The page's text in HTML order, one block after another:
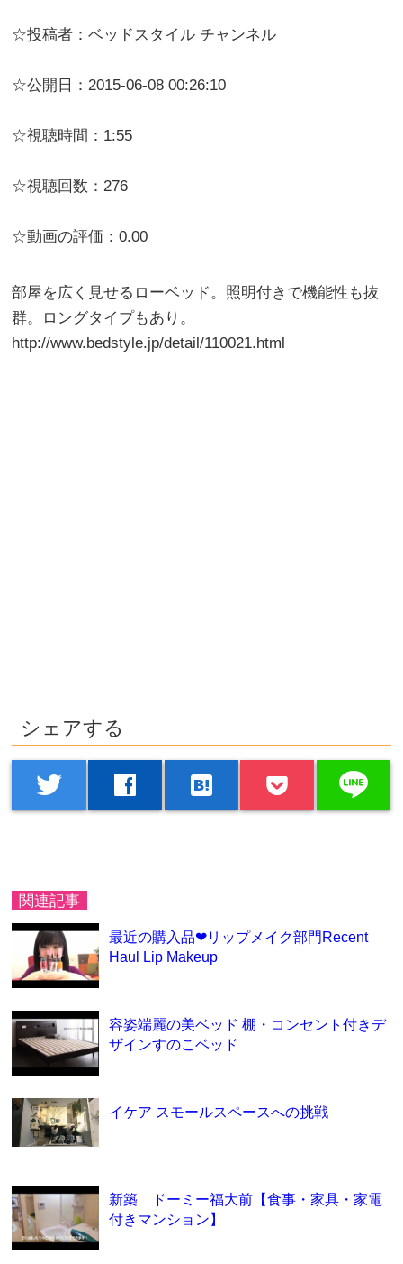
☆投稿者：ベッドスタイル チャンネル
☆公開日：2015-06-08 00:26:10
☆視聴時間：1:55
☆視聴回数：276
☆動画の評価：0.00
部屋を広く見せるローベッド。照明付きで機能性も抜
群。ロングタイプもあり。
http://www.bedstyle.jp/detail/110021.html
シェアする
twitter facebook hatenabookmark line
関連記事
最近の購入品❤︎リップメイク部門Recent
Haul Lip Makeup
容姿端麗の美ベッド 棚・コンセント付きデ
ザインすのこベッド
イケア スモールスペースへの挑戦
新築 ドーミー福大前【食事・家具・家電
付きマンション】